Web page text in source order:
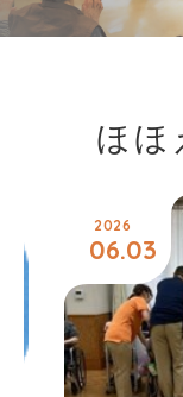
ほほ
2026
06.03